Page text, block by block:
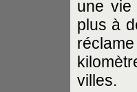
une vie
plus à
villes.